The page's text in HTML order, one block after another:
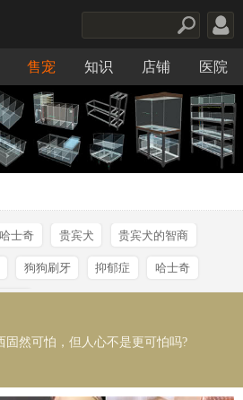
售宠 知识 店铺 医院
士奇 贵宾犬 贵宾犬的智商
狗狗刷牙 抑郁症 哈士奇
固然可怕，但人心不是更可怕吗?